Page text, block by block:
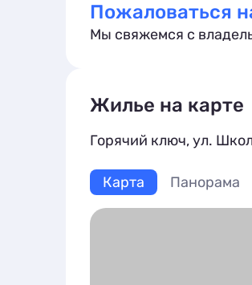
Пожаловаться
Мы свяжемся с
Жилье на карте
Горячий ключ, ул.
Карта Панорама